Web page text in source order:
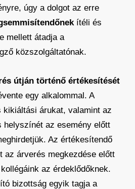
úgy a dolgot az erre
ítéli és
mellett átadja a
közszolgáltatónak.
útján történő értékesítését
egy alkalommal. A
kikiáltási árukat, valamint az
helyszínét az esemény előtt
Az értékesítendő
az árverés megkezdése előtt
az érdeklődőknek.
bizottság egyik tagja a